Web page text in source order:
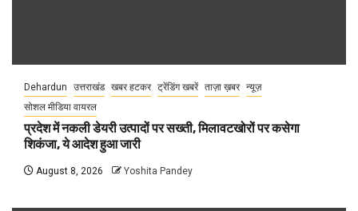
Dehardun उत्तराखंड खबर हटकर ट्रेंडिंग खबरें ताज़ा ख़बर न्यूज़
सोशल मीडिया वायरल
प्रदेश में नकली डेयरी उत्पादों पर सख्ती, मिलावटखोरों पर कसेगा
शिकंजा, ये आदेश हुआ जारी
August 8, 2026 Yoshita Pandey